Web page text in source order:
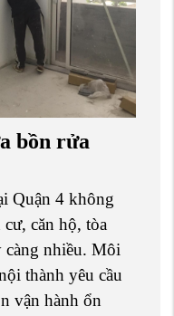
bồn rửa
Quận 4 không
căn hộ, tòa
càng nhiều. Môi
thành yêu cầu
vận hành ổn